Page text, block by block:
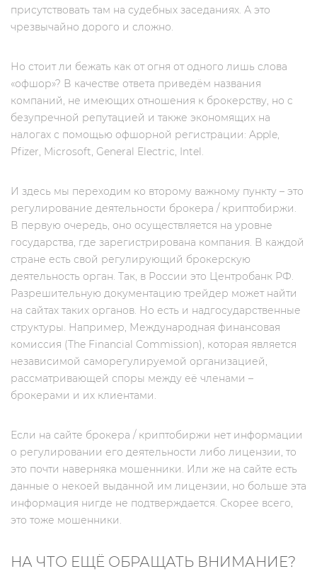
присутствовать там на судебных заседаниях. А это
чрезвычайно дорого и сложно.
Но стоит ли бежать как от огня от одного лишь слова
«офшор»? В качестве ответа приведём названия
компаний, не имеющих отношения к брокерству, но c
безупречной репутацией и также экономящих на
налогах с помощью офшорной регистрации: Apple,
Pfizer, Microsoft, General Electric, Intel.
И здесь мы переходим ко второму важному пункту – это
регулирование деятельности брокера / криптобиржи.
В первую очередь, оно осуществляется на уровне
государства, где зарегистрирована компания. В каждой
стране есть свой регулирующий брокерскую
деятельность орган. Так, в России это Центробанк РФ.
Разрешительную документацию трейдер может найти
на сайтах таких органов. Но есть и надгосударственные
структуры. Например, Международная финансовая
комиссия (The Financial Commission), которая является
независимой саморегулируемой организацией,
рассматривающей споры между её членами –
брокерами и их клиентами.
Если на сайте брокера / криптобиржи нет информации
о регулировании его деятельности либо лицензии, то
это почти наверняка мошенники. Или же на сайте есть
данные о некоей выданной им лицензии, но больше эта
информация нигде не подтверждается. Скорее всего,
это тоже мошенники.
НА ЧТО ЕЩЁ ОБРАЩАТЬ ВНИМАНИЕ?